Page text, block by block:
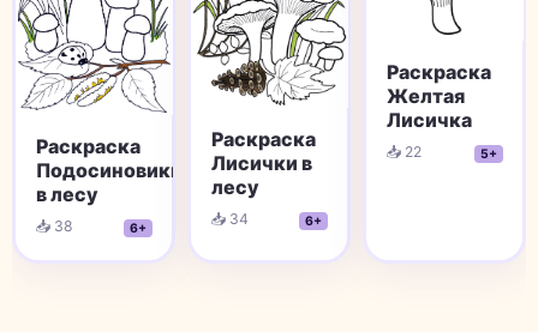
Раскраска
Подосиновики
в лесу
📥 38 6+
Раскраска
Лисички в
лесу
📥 34 6+
Раскраска
Желтая
Лисичка
📥 22 5+